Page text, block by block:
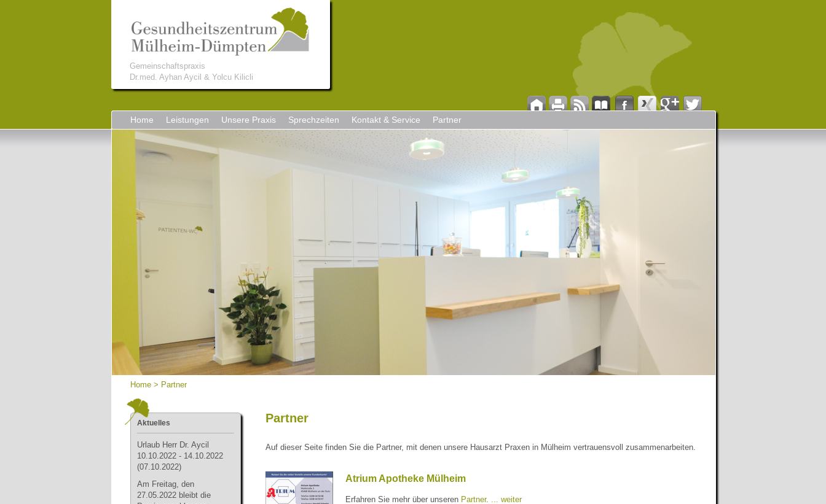
Gemeinschaftspraxis
Dr.med. Ayhan Aycil & Yolcu Kilicli
Home Leistungen Unsere Praxis Sprechzeiten Kontakt & Service Partner
Home > Partner
Aktuelles
Urlaub Herr Dr. Aycil
10.10.2022 - 14.10.2022
(07.10.2022)
Am Freitag, den
27.05.2022 bleibt die
Partner
Auf dieser Seite finden Sie die Partner, mit denen unsere Hausarzt Praxen in Mülheim vertrauensvoll zusammenarbeiten.
Atrium Apotheke Mülheim
Erfahren Sie mehr über unseren Partner. ... weiter